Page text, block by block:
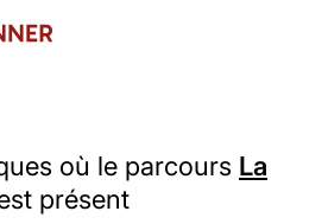
où le parcours La
présent